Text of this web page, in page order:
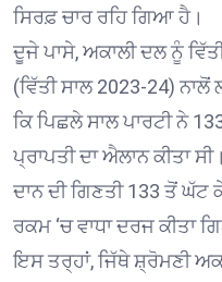
ਸਿਰਫ਼ ਚਾਰ ਰਹਿ ਗਿਆ ਹੈ।
ਦੂਜੇ ਪਾਸੇ, ਅਕਾਲੀ ਦਲ ਨੂੰ
(ਵਿੱਤੀ ਸਾਲ 2023-24)
ਕਿ ਪਿਛਲੇ ਸਾਲ ਪਾਰਟੀ ਨੇ
ਪ੍ਰਾਪਤੀ ਦਾ ਐਲਾਨ ਕੀਤਾ
ਦਾਨ ਦੀ ਗਿਣਤੀ 133 ਤੋਂ ਘੱਟ
ਰਕਮ ‘ਚ ਵਾਧਾ ਦਰਜ ਕੀਤਾ
ਇਸ ਤਰ੍ਹਾਂ, ਜਿੱਥੇ ਸ਼੍ਰੋਮਣੀ